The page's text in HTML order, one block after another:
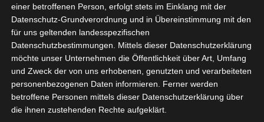
Für die Nutzung von Google Adsense (Google Ireland Limited, Gordon
Barrow Street, Dublin, D04 E5W5, Ireland) benötigen wir laut DSGVO Ihre
Zustimmung. Es werden seitens Google Adsense personenbezogene Daten
einer betroffenen Person, erfolgt stets im Einklang mit der
Datenschutz-Grundverordnung und in Übereinstimmung mit den
für uns geltenden landesspezifischen
Datenschutzbestimmungen. Mittels dieser Datenschutzerklärung
möchte unser Unternehmen die Öffentlichkeit über Art, Umfang
und Zweck der von uns erhobenen, genutzten und verarbeiteten
personenbezogenen Daten informieren. Ferner werden
betroffene Personen mittels dieser Datenschutzerklärung über
die ihnen zustehenden Rechte aufgeklärt.